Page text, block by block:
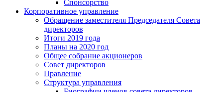
Спонсорство
Корпоративное управление
Обращение заместителя Председателя Совета
директоров
Итоги 2019 года
Планы на 2020 год
Общее собрание акционеров
Совет директоров
Правление
Структура управления